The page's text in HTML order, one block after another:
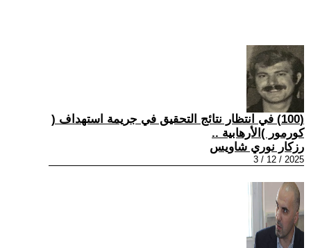
(100) في انتظار نتائج التحقيق في جريمة استهداف (
كورمور )الأرهابية ..
رزكار نوري شاويس
2025 / 12 / 3